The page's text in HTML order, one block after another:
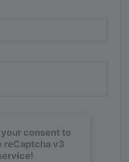
your consent to
reCaptcha v3